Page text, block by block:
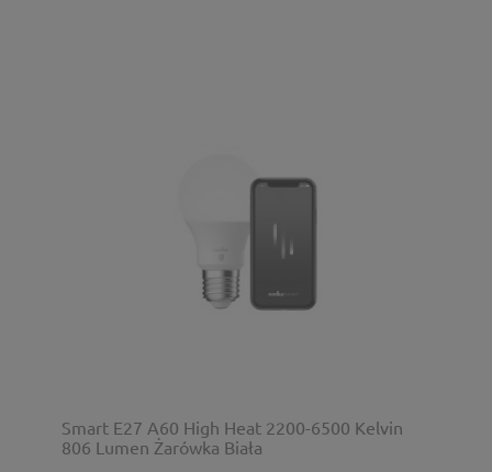
Smart E27 A60 High Heat 2200-6500 Kelvin
806 Lumen Żarówka Biała